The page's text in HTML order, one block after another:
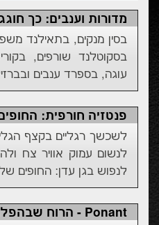
מדורות וענבים: כך
בסין מנקים, בתאילנד
בסקוטלנד שורפים,
עוגה, בספרד ענבים
פנטזיה חורפית:
לשכשך רגליים בקצף
לנשום עמוק אוויר צח
לנפוש בגן עדן: החופים
Ponant - הרוח שבהפלגות הנופש